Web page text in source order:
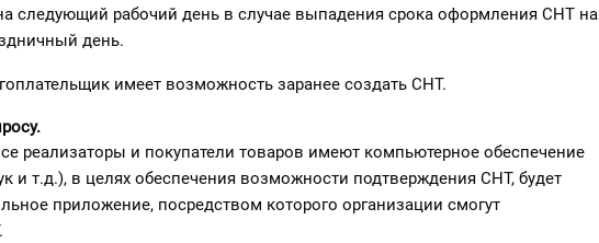
следующий рабочий день в случае выпадения срока оформления СНТ на
день.
имеет возможность заранее создать СНТ.
реализаторы и покупатели товаров имеют компьютерное обеспечение
и т.д.), в целях обеспечения возможности подтверждения СНТ, будет
приложение, посредством которого организации смогут